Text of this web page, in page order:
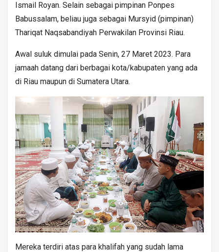
Ismail Royan. Selain sebagai pimpinan Ponpes
Babussalam, beliau juga sebagai Mursyid (pimpinan)
Thariqat Naqsabandiyah Perwakilan Provinsi Riau.
Awal suluk dimulai pada Senin, 27 Maret 2023. Para
jamaah datang dari berbagai kota/kabupaten yang ada
di Riau maupun di Sumatera Utara.
Mereka terdiri atas para khalifah yang sudah lama